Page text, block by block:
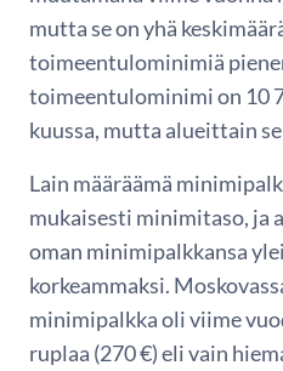
mutta se on yhä
toimeentulominimiä
toimeentulominimi on 10
kuussa, mutta alueittain
Lain määräämä
mukaisesti minimitaso, ja
oman minimipalkkansa
korkeammaksi.
minimipalkka oli viime
ruplaa (270 €) eli vain